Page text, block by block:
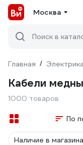
Москва
Поиск в
Главная /
Кабели
1000 товаров
По
Наличие в